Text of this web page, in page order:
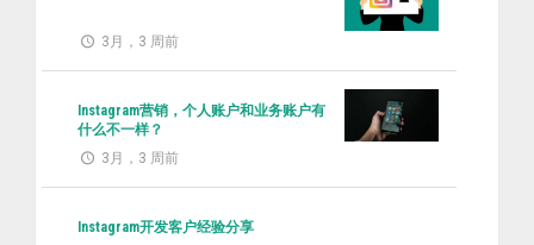
3月，3 周前
Instagram营销，个人账户和业务账户有
什么不一样？
3月，3 周前
Instagram开发客户经验分享